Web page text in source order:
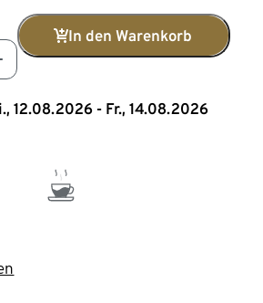
In den Warenkorb
12.08.2026 - Fr., 14.08.2026